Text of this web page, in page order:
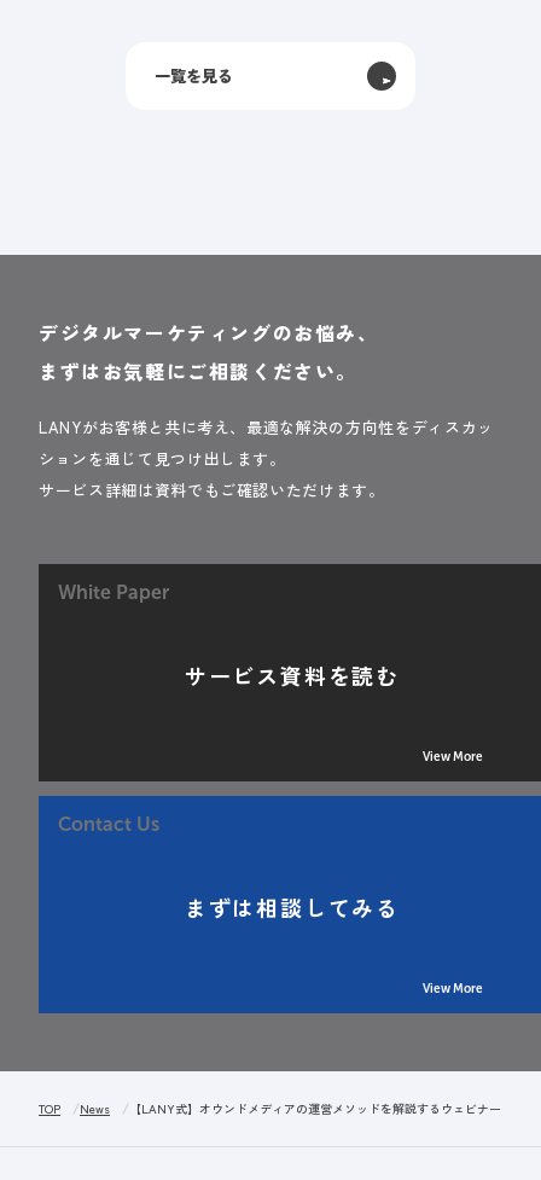
一覧を見る
デジタルマーケティングのお悩み、
まずはお気軽にご相談ください。
LANYがお客様と共に考え、最適な解決の方向性をディスカッ
ションを通じて見つけ出します。
サービス詳細は資料でもご確認いただけます。
White Paper
サービス資料を読む
View More
Contact Us
まずは相談してみる
View More
TOP News 【LANY式】オウンドメディアの運営メソッドを解説するウェビナーを開催